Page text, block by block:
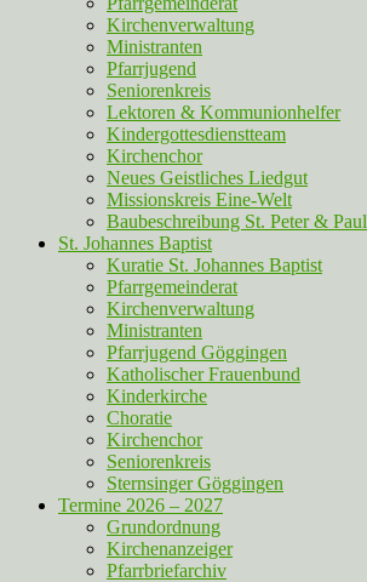
Kirchenverwaltung
Ministranten
Pfarrjugend
Seniorenkreis
Lektoren & Kommunionhelfer
Kindergottesdienstteam
Kirchenchor
Neues Geistliches Liedgut
Missionskreis Eine-Welt
Baubeschreibung St. Peter & Paul
St. Johannes Baptist
Kuratie St. Johannes Baptist
Pfarrgemeinderat
Kirchenverwaltung
Ministranten
Pfarrjugend Göggingen
Katholischer Frauenbund
Kinderkirche
Choratie
Kirchenchor
Seniorenkreis
Sternsinger Göggingen
Termine 2026 – 2027
Grundordnung
Kirchenanzeiger
Pfarrbriefarchiv